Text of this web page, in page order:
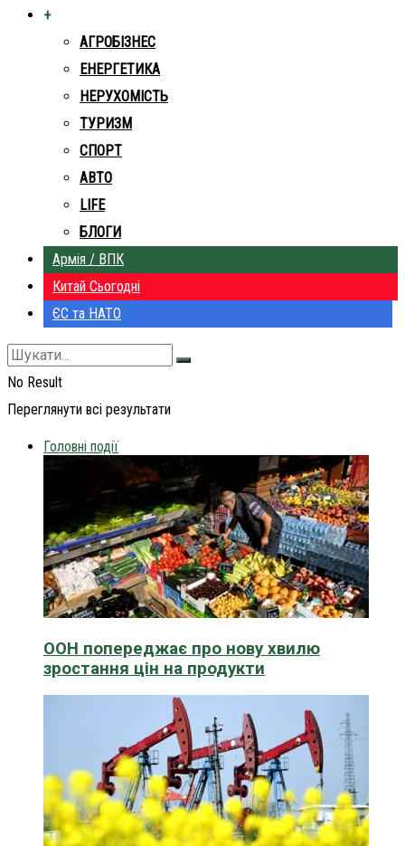
+
АГРОБІЗНЕС
ЕНЕРГЕТИКА
НЕРУХОМІСТЬ
ТУРИЗМ
СПОРТ
АВТО
LIFE
БЛОГИ
Армія / ВПК
Китай Сьогодні
ЄС та НАТО
No Result
Переглянути всі результати
Головні події
ООН попереджає про нову хвилю
зростання цін на продукти